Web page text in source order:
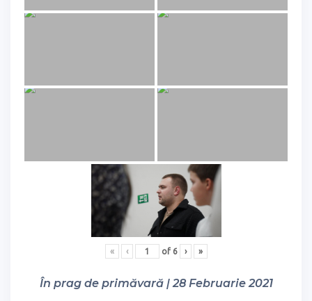
« ‹ of 6 › »
În prag de primăvară | 28 Februarie 2021